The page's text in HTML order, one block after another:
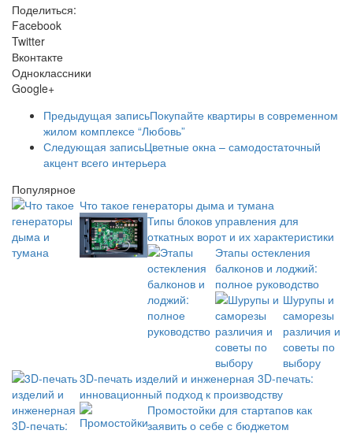
Поделиться:
Facebook
Twitter
Вконтакте
Одноклассники
Google+
Предыдущая записьПокупайте квартиры в современном
жилом комплексе “Любовь”
Следующая записьЦветные окна – самодостаточный
акцент всего интерьера
Популярное
Что такое генераторы дыма и тумана
Типы блоков управления для
откатных ворот и их характеристики
Этапы остекления
балконов и лоджий:
полное руководство
Шурупы и
саморезы
различия и
советы по
выбору
3D-печать изделий и инженерная 3D-печать:
инновационный подход к производству
Промостойки для стартапов как
заявить о себе с бюджетом